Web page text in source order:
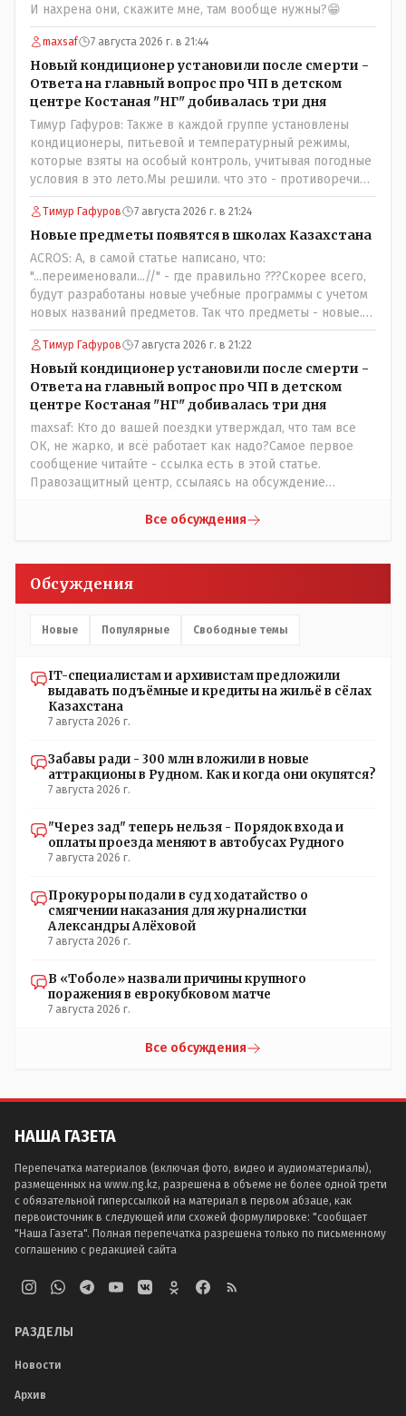
И нахрена они, скажите мне, там вообще нужны?😁
maxsaf 7 августа 2026 г. в 21:44
Новый кондиционер установили после смерти -
Ответа на главный вопрос про ЧП в детском
центре Костаная "НГ" добивалась три дня
Тимур Гафуров: Также в каждой группе установлены
кондиционеры, питьевой и температурный режимы,
которые взяты на особый контроль, учитывая погодные
условия в это лето.Мы решили. что это - противоречие.
Вы считаете иначе?Ну тут противоречия нет. Этот
комментарий прозвучал на следующий день после
трагедии, то есть 29 июля, когда спешно установили и
воду, и новые кондиционеры, и впервые поставили
температурный режим на контроль. То есть первая
часть - информация до трагедии, вторая часть -
информация после трагедии, когда все уже было
Тимур Гафуров 7 августа 2026 г. в 21:24
Новые предметы появятся в школах Казахстана
ACROS: А, в самой статье написано, что:
"...переименовали...//" - где правильно ???Скорее всего,
будут разработаны новые учебные программы с учетом
новых названий предметов. Так что предметы - новые.
Хоть и переименованные)
Тимур Гафуров 7 августа 2026 г. в 21:22
Новый кондиционер установили после смерти -
Ответа на главный вопрос про ЧП в детском
центре Костаная "НГ" добивалась три дня
maxsaf: Кто до вашей поездки утверждал, что там все
ОК, не жарко, и всё работает как надо?Самое первое
сообщение читайте - ссылка есть в этой статье.
Правозащитный центр, ссылаясь на обсуждение
прислали ему в виде аудиосообщений, пишет, что
настоящему времени их установили только в
помещениях, предназначенных для административно-
установлены кондиционеры, питьевой и температурный
противоречие. Вы считаете иначе?
Все обсуждения
Обсуждения
Новые Популярные Свободные темы
IT-специалистам и архивистам предложили
выдавать подъёмные и кредиты на жильё в сёлах
Казахстана
7 августа 2026 г.
Забавы ради - 300 млн вложили в новые
аттракционы в Рудном. Как и когда они окупятся?
7 августа 2026 г.
"Через зад" теперь нельзя - Порядок входа и
оплаты проезда меняют в автобусах Рудного
7 августа 2026 г.
Прокуроры подали в суд ходатайство о
смягчении наказания для журналистки
Александры Алёховой
7 августа 2026 г.
В «Тоболе» назвали причины крупного
поражения в еврокубковом матче
7 августа 2026 г.
Все обсуждения
НАША ГАЗЕТА
Перепечатка материалов (включая фото, видео и аудиоматериалы),
размещенных на www.ng.kz, разрешена в объеме не более одной трети
с обязательной гиперссылкой на материал в первом абзаце, как
первоисточник в следующей или схожей формулировке: "сообщает
"Наша Газета". Полная перепечатка разрешена только по письменному
соглашению с редакцией сайта
РАЗДЕЛЫ
Новости
Архив